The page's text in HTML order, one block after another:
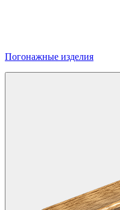
Погонажные изделия